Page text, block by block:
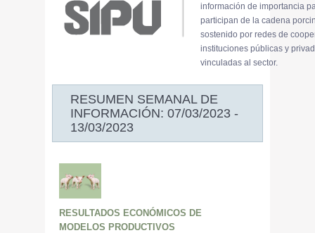
información de importancia
participan de la cadena
sostenido por redes de
instituciones públicas y
vinculadas al sector.
RESUMEN SEMANAL DE
INFORMACIÓN: 07/03/2023 -
13/03/2023
RESULTADOS ECONÓMICOS DE
MODELOS PRODUCTIVOS